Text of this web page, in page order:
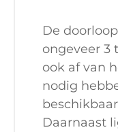
De
ongeveer 3
ook af van
nodig
Daarnaast